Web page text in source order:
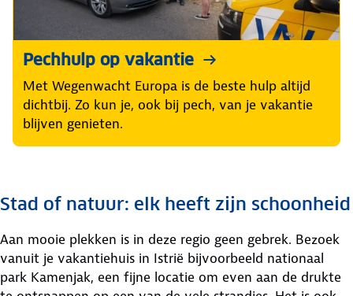
Pechhulp op vakantie
Met Wegenwacht Europa is de beste hulp altijd
dichtbij. Zo kun je, ook bij pech, van je vakantie
blijven genieten.
Stad of natuur: elk heeft zijn schoonheid
Aan mooie plekken is in deze regio geen gebrek. Bezoek
vanuit je vakantiehuis in Istrië bijvoorbeeld nationaal
park Kamenjak, een fijne locatie om even aan de drukte